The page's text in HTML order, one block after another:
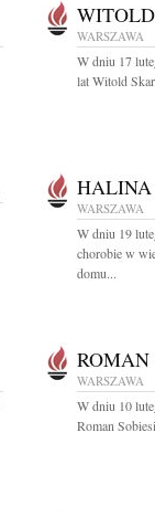
WARSZAWA
W dniu 17
lat Witold
HALINA
WARSZAWA
W dniu 19
chorobie w
domu...
WARSZAWA
W dniu 10
Roman